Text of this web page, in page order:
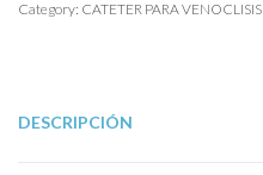
Category: CATETER PARA VENOCLISIS
DESCRIPCIÓN